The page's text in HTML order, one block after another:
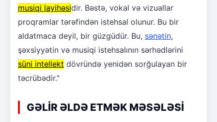
musiqi layihəsidir. Bəstə, vokal və vizuallar
proqramlar tərəfindən istehsal olunur. Bu bir
aldatmaca deyil, bir güzgüdür. Bu, sənətin,
şəxsiyyətin və musiqi istehsalının sərhədlərini
süni intellekt dövründə yenidən sorğulayan bir
təcrübədir."
GƏLİR ƏLDƏ ETMƏK MƏSƏLƏSİ